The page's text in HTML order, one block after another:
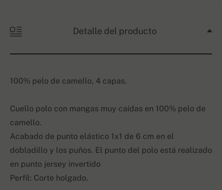
Detalle del producto
100% pelo de camello, 4 capas.
Cuello polo con mangas muy caídas en 100% pelo de
camello.
Acabado de punto elástico 1x1 de 6 cm en el
dobladillo y los puños. El punto del polo está realizado
en punto jersey invertido
Perfil: Corte holgado.